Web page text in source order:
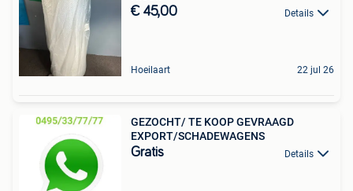
€ 45,00 Details
Hoeilaart 22 jul 26
GEZOCHT/ TE KOOP GEVRAAGD
EXPORT/SCHADEWAGENS
Gratis Details